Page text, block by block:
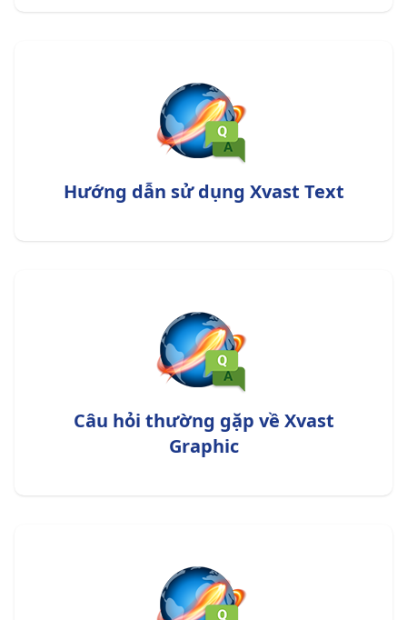
Hướng dẫn sử dụng Xvast Text
Câu hỏi thường gặp về Xvast
Graphic